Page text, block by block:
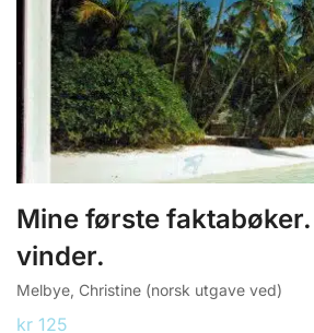
Mine første
vinder.
Melbye, Christine (norsk utgave ved)
kr 125